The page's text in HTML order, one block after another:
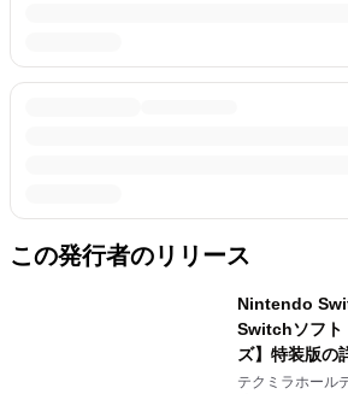
この発行者のリリース
Nintendo
Switchソフト
ズ】特装版の
やカードブッ
テクミラホール